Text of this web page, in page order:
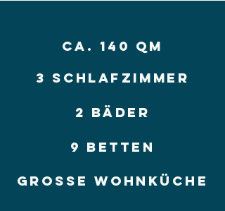
ca. 140 qm
3 Schlafzimmer
2 Bäder
9 Betten
grosse WOHNKüche